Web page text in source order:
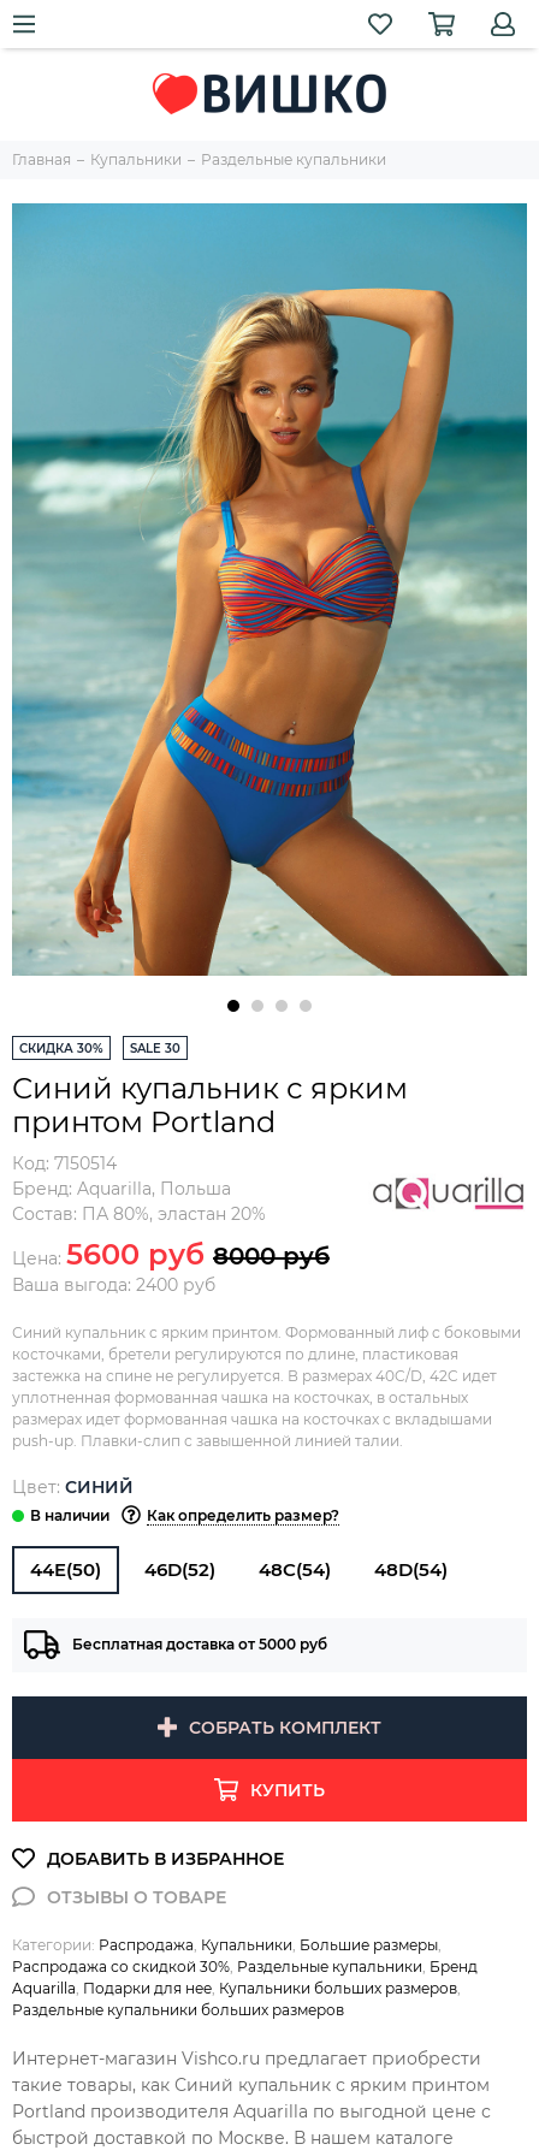
Главная Купальники Раздельные купальники
СКИДКА 30% SALE 30
Синий купальник с ярким
принтом Portland
Код: 7150514
Бренд: Aquarilla, Польша
Состав: ПА 80%, эластан 20%
Цена: 5600 руб 8000 руб
Ваша выгода: 2400 руб
Синий купальник с ярким принтом. Формованный лиф с боковыми
косточками, бретели регулируются по длине, пластиковая
застежка на спине не регулируется. В размерах 40C/D, 42C идет
уплотненная формованная чашка на косточках, в остальных
размерах идет формованная чашка на косточках с вкладышами
push-up. Плавки-слип с завышенной линией талии.
Цвет: СИНИЙ
Как определить размер?
44E(50) 46D(52) 48C(54) 48D(54)
Бесплатная доставка от 5000 руб
СОБРАТЬ КОМПЛЕКТ
КУПИТЬ
Категории: Распродажа Купальники Большие размеры
Распродажа со скидкой 30% Раздельные купальники Бренд
Aquarilla Подарки для нее Купальники больших размеров
Раздельные купальники больших размеров
Интернет-магазин Vishco.ru предлагает приобрести
такие товары, как Синий купальник с ярким принтом
Portland производителя Aquarilla по выгодной цене с
быстрой доставкой по Москве. В нашем каталоге